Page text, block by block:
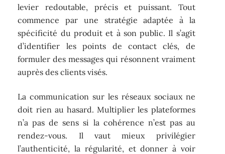
levier redoutable, précis et puissant. Tout
commence par une stratégie adaptée à la
spécificité du produit et à son public. Il s’agit
d’identifier les points de contact clés, de
formuler des messages qui résonnent vraiment
auprès des clients visés.
La communication sur les réseaux sociaux ne
doit rien au hasard. Multiplier les plateformes
n’a pas de sens si la cohérence n’est pas au
rendez-vous. Il vaut mieux privilégier
l’authenticité, la régularité, et donner à voir